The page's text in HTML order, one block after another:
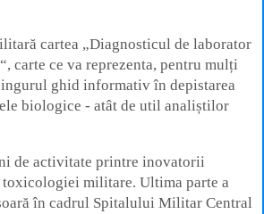
cartea „Diagnosticul de laborator
carte ce va reprezenta, pentru mulți
ghid informativ în depistarea
biologice - atât de util analiștilor
de activitate printre inovatorii
militare. Ultima parte a
în cadrul Spitalului Militar Central